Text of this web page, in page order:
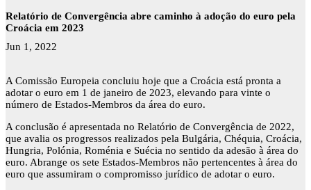
Relatório de Convergência abre caminho à adoção do euro pela
Croácia em 2023
Jun 1, 2022
A Comissão Europeia concluiu hoje que a Croácia está pronta a
adotar o euro em 1 de janeiro de 2023, elevando para vinte o
número de Estados-Membros da área do euro.
A conclusão é apresentada no Relatório de Convergência de 2022,
que avalia os progressos realizados pela Bulgária, Chéquia, Croácia,
Hungria, Polónia, Roménia e Suécia no sentido da adesão à área do
euro. Abrange os sete Estados-Membros não pertencentes à área do
euro que assumiram o compromisso jurídico de adotar o euro.